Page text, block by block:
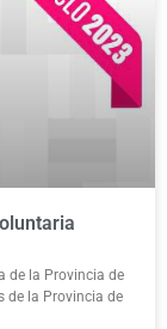
de la Provincia de
de la Provincia de